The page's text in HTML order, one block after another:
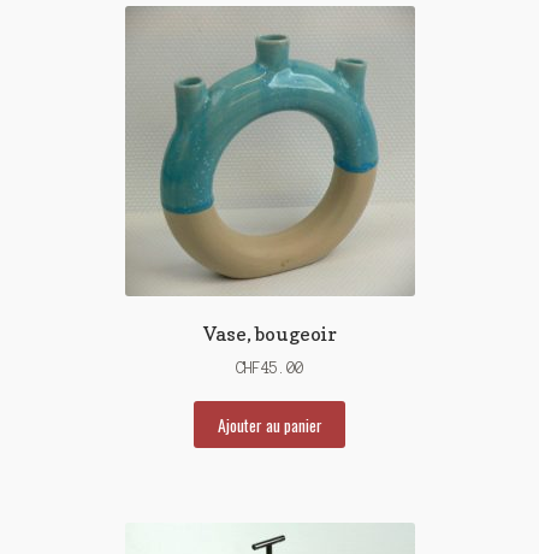
Vase, bougeoir
CHF45.00
Ajouter au panier